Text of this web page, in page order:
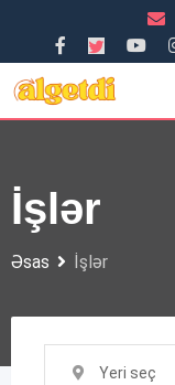
content
İşlər
Əsas İşlər
Yeri seç